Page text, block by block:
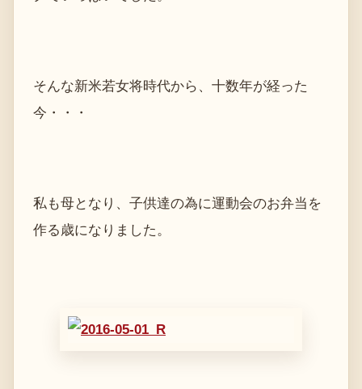
そんな新米若女将時代から、十数年が経った
今・・・
私も母となり、子供達の為に運動会のお弁当を
作る歳になりました。